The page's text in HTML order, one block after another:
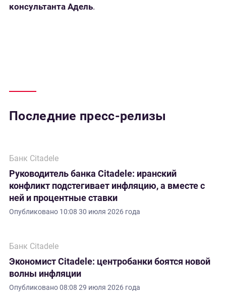
консультанта Адель.
Последние пресс-релизы
Банк Citadele
Руководитель банка Citadele: иранский
конфликт подстегивает инфляцию, а вместе с
ней и процентные ставки
Опубликовано 10:08 30 июля 2026 года
Банк Citadele
Экономист Citadele: центробанки боятся новой
волны инфляции
Опубликовано08:08 29 июля 2026 года